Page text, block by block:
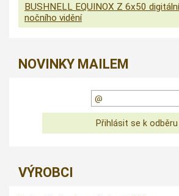
BUSHNELL EQUINOX Z 6x50
nočního vidění
NOVINKY MAILEM
VÝROBCI